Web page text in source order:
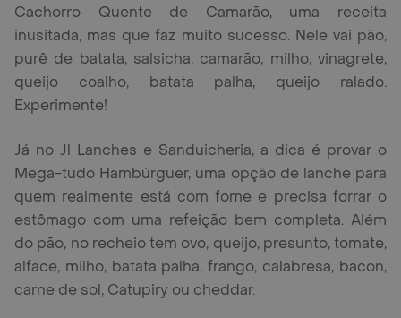
Cachorro Quente de Camarão, uma receita
inusitada, mas que faz muito sucesso. Nele vai pão,
purê de batata, salsicha, camarão, milho, vinagrete,
queijo coalho, batata palha, queijo ralado.
Experimente!
Já no Jl Lanches e Sanduicheria, a dica é provar o
Mega-tudo Hambúrguer, uma opção de lanche para
quem realmente está com fome e precisa forrar o
estômago com uma refeição bem completa. Além
do pão, no recheio tem ovo, queijo, presunto, tomate,
alface, milho, batata palha, frango, calabresa, bacon,
carne de sol, Catupiry ou cheddar.